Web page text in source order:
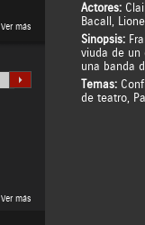
Ver más
Ver más
Actores:
Bacall ,
Sinopsis:
viuda de un
una banda
Temas:
de teatro,